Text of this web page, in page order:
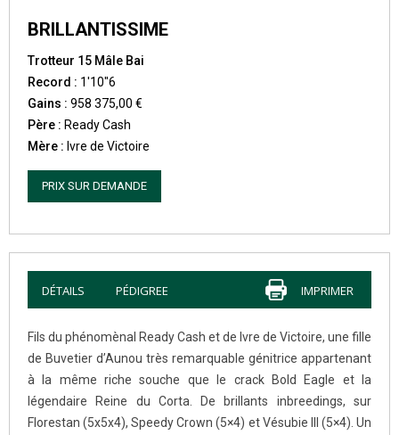
BRILLANTISSIME
Trotteur 15 Mâle Bai
Record : 1'10"6
Gains : 958 375,00 €
Père : Ready Cash
Mère : Ivre de Victoire
PRIX SUR DEMANDE
IMPRIMER
DÉTAILS PÉDIGREE
Fils du phénomènal Ready Cash et de Ivre de Victoire, une fille
de Buvetier d’Aunou très remarquable génitrice appartenant
à la même riche souche que le crack Bold Eagle et la
légendaire Reine du Corta. De brillants inbreedings, sur
Florestan (5x5x4), Speedy Crown (5×4) et Vésubie III (5×4). Un